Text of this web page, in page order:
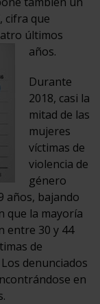
cifra que
últimos
años.
Durante
2018, casi la
mitad de las
mujeres
víctimas de
violencia de
género
años, bajando
que la mayoría
entre 30 y 44
de
denunciados
en